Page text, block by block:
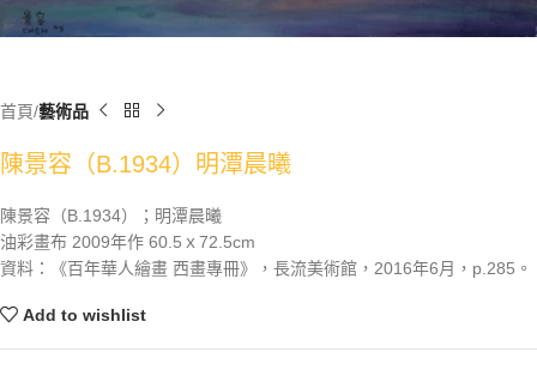
首頁 藝術品
陳景容（B.1934）明潭晨曦
陳景容（B.1934）；明潭晨曦
油彩畫布 2009年作 60.5ｘ72.5cm
資料：《百年華人繪畫 西畫專冊》，長流美術館，2016年6月，p.285。
Add to wishlist